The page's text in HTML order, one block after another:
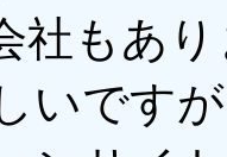
社もあ
いです